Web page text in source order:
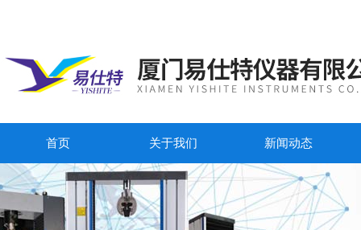
首页 关于我们 新闻动态